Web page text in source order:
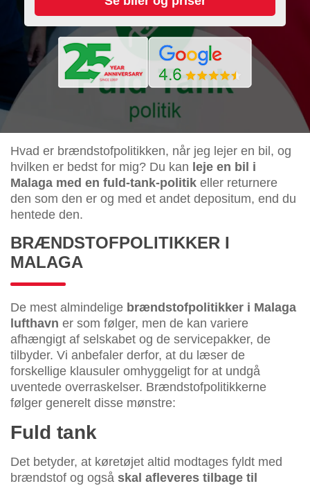
Hvad er brændstofpolitikken, når jeg lejer en bil, og
hvilken er bedst for mig? Du kan leje en bil i
Malaga med en fuld-tank-politik eller returnere
den som den er og med et andet depositum, end du
hentede den.
BRÆNDSTOFPOLITIKKER I
MALAGA
De mest almindelige brændstofpolitikker i Malaga
lufthavn er som følger, men de kan variere
afhængigt af selskabet og de servicepakker, de
tilbyder. Vi anbefaler derfor, at du læser de
forskellige klausuler omhyggeligt for at undgå
uventede overraskelser. Brændstofpolitikkerne
følger generelt disse mønstre:
Fuld tank
Det betyder, at køretøjet altid modtages fyldt med
brændstof og også skal afleveres tilbage til